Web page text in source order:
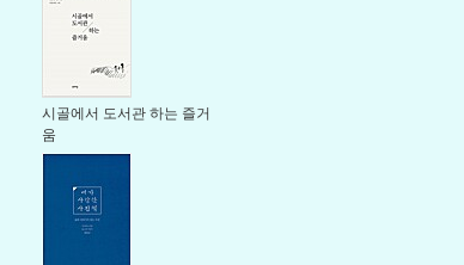
시골에서 도서관 하는 즐거
움